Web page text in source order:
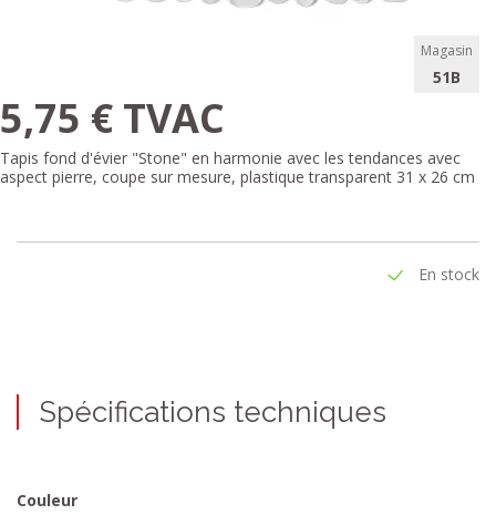
Magasin
51B
5,75 € TVAC
Tapis fond d'évier "Stone" en harmonie avec les tendances avec
aspect pierre, coupe sur mesure, plastique transparent 31 x 26 cm
En stock
Spécifications techniques
Couleur